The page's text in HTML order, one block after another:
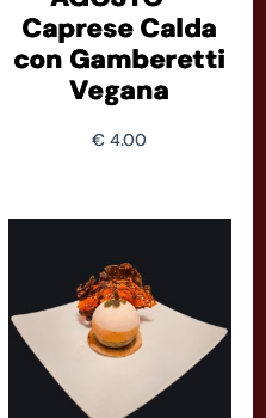
Caprese Calda
con Gamberetti
Vegana
€ 4.00